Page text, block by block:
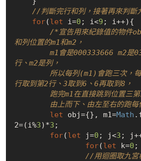
//判斷完行和列，接著再來判斷
for(let i=0 ; i<9 ; i++){
/*宣告用來紀錄值的物件
和列位置的m1和m2，
行、m2是列，
行取到第2行、3取到6、6再取到8，
由上而下、由左至右的
let obj={}, m1=Math
2=(i%3)*3 ;
for(let j=0 ; j<3 ;
for(let k=0 ;
//用迴圈取九宮